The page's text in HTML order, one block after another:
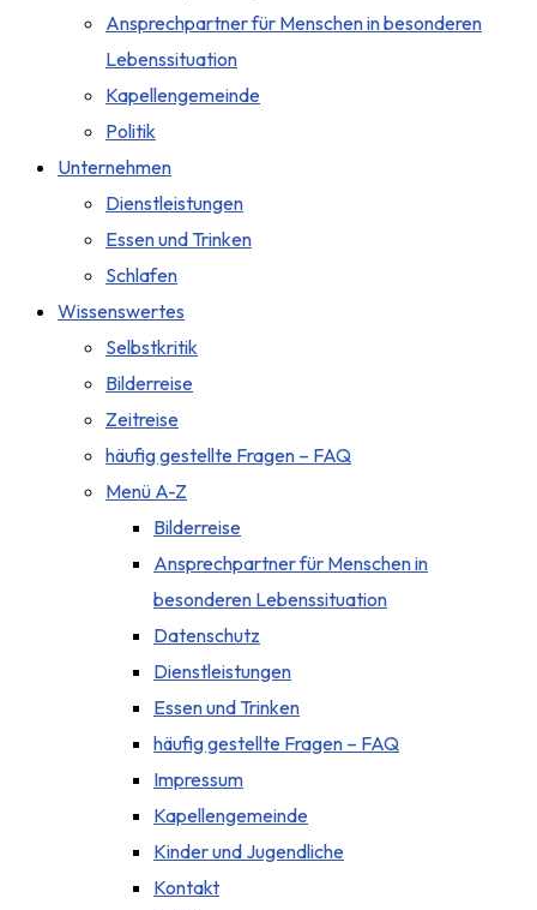
Ansprechpartner für Menschen in besonderen
Lebenssituation
Kapellengemeinde
Politik
Unternehmen
Dienstleistungen
Essen und Trinken
Schlafen
Wissenswertes
Selbstkritik
Bilderreise
Zeitreise
häufig gestellte Fragen – FAQ
Menü A-Z
Bilderreise
Ansprechpartner für Menschen in
besonderen Lebenssituation
Datenschutz
Dienstleistungen
Essen und Trinken
häufig gestellte Fragen – FAQ
Impressum
Kapellengemeinde
Kinder und Jugendliche
Kontakt